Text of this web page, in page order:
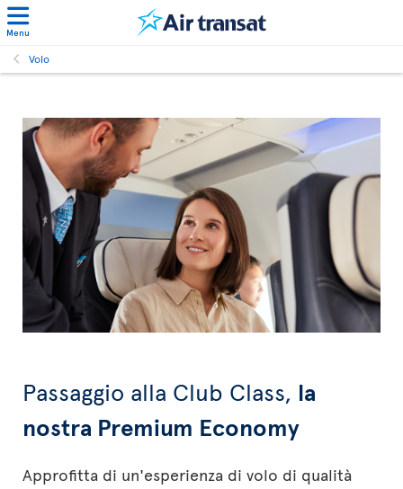
Menu
Volo
Passaggio alla Club Class, la
nostra Premium Economy
Approfitta di un'esperienza di volo di qualità